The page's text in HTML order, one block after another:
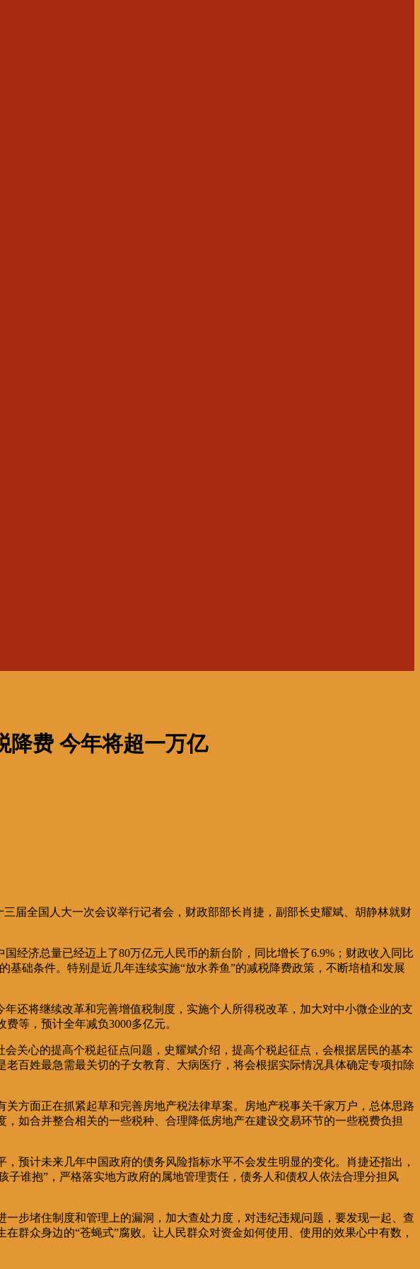
降费 今年将超一万亿
届全国人大一次会议举行记者会，财政部部长肖捷，副部长史耀斌、胡静林就财
经济总量已经迈上了80万亿元人民币的新台阶，同比增长了6.9%；财政收入同比
础条件。特别是近几年连续实施“放水养鱼”的减税降费政策，不断培植和发展
还将继续改革和完善增值税制度，实施个人所得税改革，加大对中小微企业的支
等，预计全年减负3000多亿元。
关心的提高个税起征点问题，史耀斌介绍，提高个税起征点，会根据居民的基本
百姓最急需最关切的子女教育、大病医疗，将会根据实际情况具体确定专项扣除
方面正在抓紧起草和完善房地产税法律草案。房地产税事关千家万户，总体思路
如合并整合相关的一些税种、合理降低房地产在建设交易环节的一些税费负担
预计未来几年中国政府的债务风险指标水平不会发生明显的变化。肖捷还指出，
子谁抱”，严格落实地方政府的属地管理责任，债务人和债权人依法合理分担风
步堵住制度和管理上的漏洞，加大查处力度，对违纪违规问题，要发现一起、查
群众身边的“苍蝇式”腐败。让人民群众对资金如何使用、使用的效果心中有数，